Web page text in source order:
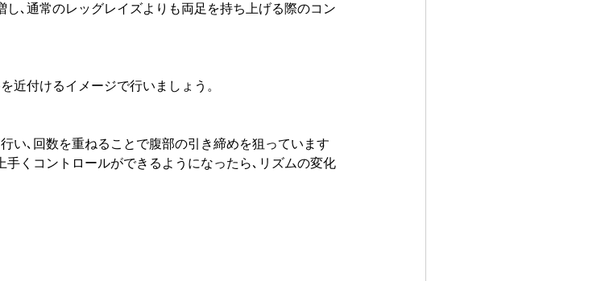
､通常のレッグレイズよりも両足を持ち上げる際のコン
近付けるイメージで行いましょう。
い､回数を重ねることで腹部の引き締めを狙っています
くコントロールができるようになったら､リズムの変化